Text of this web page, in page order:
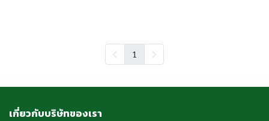
1
เกี่ยวกับบริษัทของเรา